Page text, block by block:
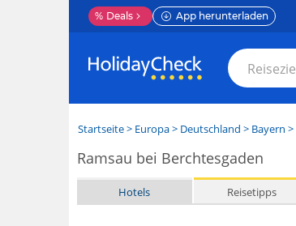
% Deals App herunterladen
Startseite> Europa> Deutschland > Bayern >
Ramsau bei Berchtesgaden
Hotels Reisetipps